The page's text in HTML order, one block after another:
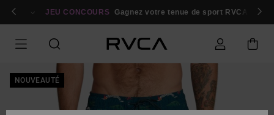
Se connecter / s'inscrire
JEU CONCOURS Gagnez votre tenue de sport RVCA
NOUVEAUTÉ